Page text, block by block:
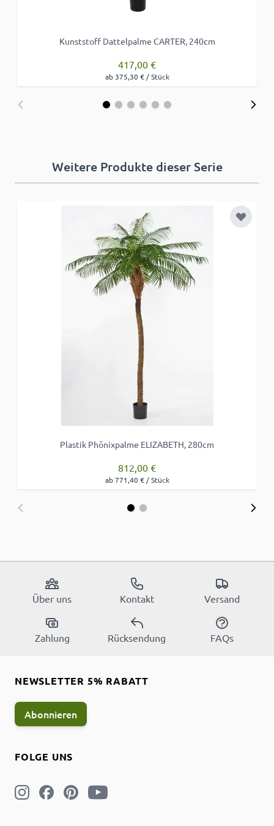
Kunststoff Dattelpalme CARTER, 240cm
417,00 €
ab 375,30 € / Stück
Weitere Produkte dieser Serie
Zur
Plastik Phönixpalme ELIZABETH, 280cm
812,00 €
ab 771,40 € / Stück
Über uns Kontakt Versand
Zahlung Rücksendung FAQs
FOLGE UNS
NEWSLETTER 5% RABATT
Abonnieren